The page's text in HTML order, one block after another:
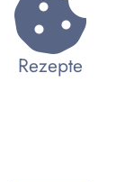
Rezepte